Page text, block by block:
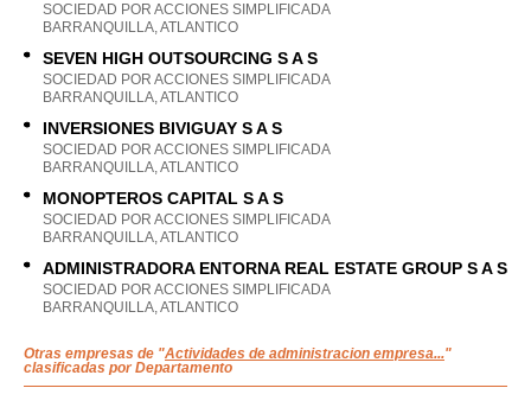
SOCIEDAD POR ACCIONES SIMPLIFICADA
BARRANQUILLA, ATLANTICO
SEVEN HIGH OUTSOURCING S A S
SOCIEDAD POR ACCIONES SIMPLIFICADA
BARRANQUILLA, ATLANTICO
INVERSIONES BIVIGUAY S A S
SOCIEDAD POR ACCIONES SIMPLIFICADA
BARRANQUILLA, ATLANTICO
MONOPTEROS CAPITAL S A S
SOCIEDAD POR ACCIONES SIMPLIFICADA
BARRANQUILLA, ATLANTICO
ADMINISTRADORA ENTORNA REAL ESTATE GROUP S A S
SOCIEDAD POR ACCIONES SIMPLIFICADA
BARRANQUILLA, ATLANTICO
Otras empresas de "Actividades de administracion empresa..."
clasificadas por Departamento